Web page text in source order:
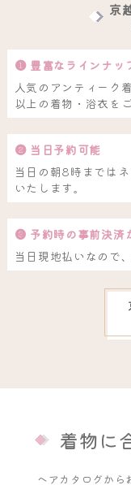
京
❶ 豊富なラインナッ
人気のアンティーク
以上の着物・浴衣を
❷ 当日予約可能
当日の朝8時までは
いたします。
❸ 予約時の事前決済
当日現地払いなので
着物に
ヘアカタログから